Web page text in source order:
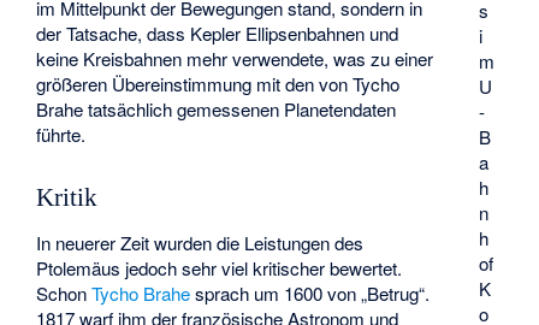
s
i
m
U
-
B
a
h
n
h
of
K
o
im Mittelpunkt der Bewegungen stand, sondern in
der Tatsache, dass Kepler Ellipsenbahnen und
keine Kreisbahnen mehr verwendete, was zu einer
größeren Übereinstimmung mit den von Tycho
Brahe tatsächlich gemessenen Planetendaten
führte.
Kritik
In neuerer Zeit wurden die Leistungen des
Ptolemäus jedoch sehr viel kritischer bewertet.
SchonTycho Brahesprach um 1600 von „Betrug“.
1817 warf ihm der französische Astronom und